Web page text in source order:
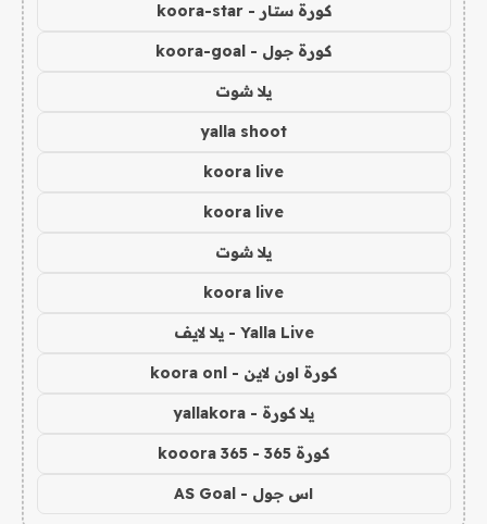
كورة ستار - koora-star
كورة جول - koora-goal
يلا شوت
yalla shoot
koora live
koora live
يلا شوت
koora live
Yalla Live - يلا لايف
كورة اون لاين - koora onl
يلا كورة - yallakora
كورة 365 - kooora 365
اس جول - AS Goal